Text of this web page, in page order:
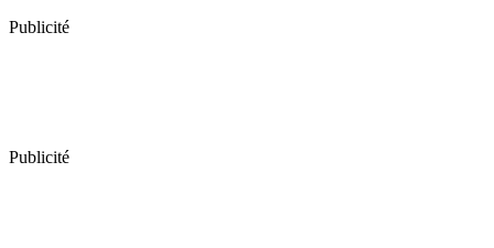
Publicité
Publicité